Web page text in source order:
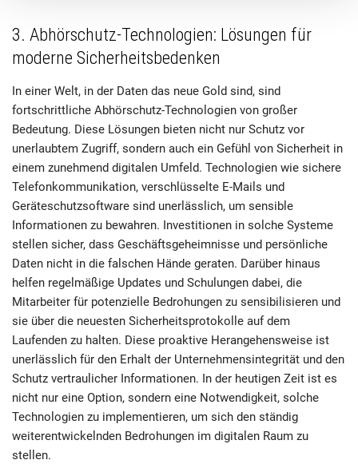
3. Abhörschutz-Technologien: Lösungen für
moderne Sicherheitsbedenken
In einer Welt, in der Daten das neue Gold sind, sind
fortschrittliche Abhörschutz-Technologien von großer
Bedeutung. Diese Lösungen bieten nicht nur Schutz vor
unerlaubtem Zugriff, sondern auch ein Gefühl von Sicherheit in
einem zunehmend digitalen Umfeld. Technologien wie sichere
Telefonkommunikation, verschlüsselte E-Mails und
Geräteschutzsoftware sind unerlässlich, um sensible
Informationen zu bewahren. Investitionen in solche Systeme
stellen sicher, dass Geschäftsgeheimnisse und persönliche
Daten nicht in die falschen Hände geraten. Darüber hinaus
helfen regelmäßige Updates und Schulungen dabei, die
Mitarbeiter für potenzielle Bedrohungen zu sensibilisieren und
sie über die neuesten Sicherheitsprotokolle auf dem
Laufenden zu halten. Diese proaktive Herangehensweise ist
unerlässlich für den Erhalt der Unternehmensintegrität und den
Schutz vertraulicher Informationen. In der heutigen Zeit ist es
nicht nur eine Option, sondern eine Notwendigkeit, solche
Technologien zu implementieren, um sich den ständig
weiterentwickelnden Bedrohungen im digitalen Raum zu
stellen.